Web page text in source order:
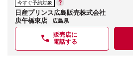
今すぐ予約対象
日産プリンス広島販売株式会社
庚午橋東店
広島県
販売店に
電話する